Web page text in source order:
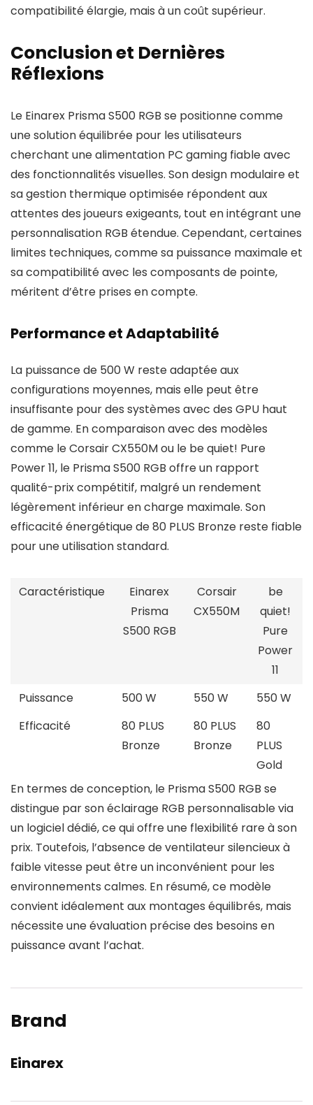
compatibilité élargie, mais à un coût supérieur.
Conclusion et Dernières
Réflexions
Le Einarex Prisma S500 RGB se positionne comme
une solution équilibrée pour les utilisateurs
cherchant une alimentation PC gaming fiable avec
des fonctionnalités visuelles. Son design modulaire et
sa gestion thermique optimisée répondent aux
attentes des joueurs exigeants, tout en intégrant une
personnalisation RGB étendue. Cependant, certaines
limites techniques, comme sa puissance maximale et
sa compatibilité avec les composants de pointe,
méritent d’être prises en compte.
Performance et Adaptabilité
La puissance de 500 W reste adaptée aux
configurations moyennes, mais elle peut être
insuffisante pour des systèmes avec des GPU haut
de gamme. En comparaison avec des modèles
comme le Corsair CX550M ou le be quiet! Pure
Power 11, le Prisma S500 RGB offre un rapport
qualité-prix compétitif, malgré un rendement
légèrement inférieur en charge maximale. Son
efficacité énergétique de 80 PLUS Bronze reste fiable
pour une utilisation standard.
Caractéristique
Einarex
Prisma
S500 RGB
Corsair
CX550M
be
quiet!
Pure
Power
11
Puissance
500 W 550 W
550 W
Efficacité
80 PLUS
Bronze
80 PLUS
Bronze
80
PLUS
Gold
En termes de conception, le Prisma S500 RGB se
distingue par son éclairage RGB personnalisable via
un logiciel dédié, ce qui offre une flexibilité rare à son
prix. Toutefois, l’absence de ventilateur silencieux à
faible vitesse peut être un inconvénient pour les
environnements calmes. En résumé, ce modèle
convient idéalement aux montages équilibrés, mais
nécessite une évaluation précise des besoins en
puissance avant l’achat.
Brand
Einarex